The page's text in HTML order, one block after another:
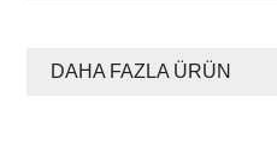
DAHA FAZLA ÜRÜN